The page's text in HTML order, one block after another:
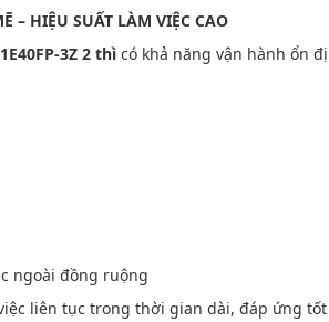
– HIỆU SUẤT LÀM VIỆC CAO
1E40FP-3Z 2 thì có khả năng vận hành ổn
ngoài đồng ruộng
liên tục trong thời gian dài, đáp ứng